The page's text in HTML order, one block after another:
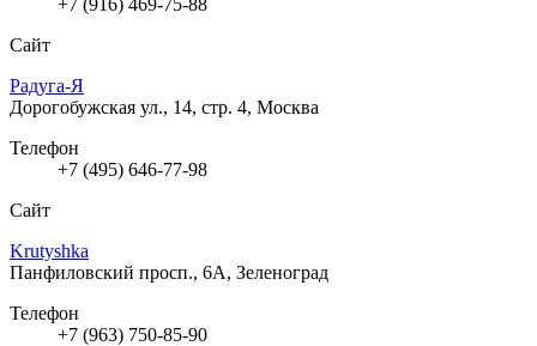
Сайт
Радуга-Я
Дорогобужская ул., 14, стр. 4, Москва
Телефон
+7 (495) 646-77-98
Сайт
Krutyshka
Панфиловский просп., 6А, Зеленоград
Телефон
+7 (963) 750-85-90